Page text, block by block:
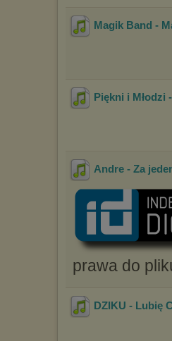
Magik Band -
Piękni i Młodzi
Andre - Za
prawa do
DZIKU - Lubię